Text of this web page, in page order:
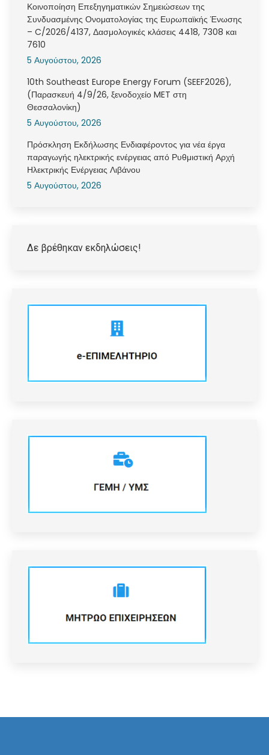
Κοινοποίηση Επεξηγηματικών Σημειώσεων της
Συνδυασμένης Ονοματολογίας της Ευρωπαϊκής Ένωσης
– C/2026/4137, Δασμολογικές κλάσεις 4418, 7308 και
7610
5 Αυγούστου, 2026
10th Southeast Europe Energy Forum (SEEF2026),
(Παρασκευή 4/9/26, ξενοδοχείο MET στη
Θεσσαλονίκη)
5 Αυγούστου, 2026
Πρόσκληση Εκδήλωσης Ενδιαφέροντος για νέα έργα
παραγωγής ηλεκτρικής ενέργειας από Ρυθμιστική Αρχή
Ηλεκτρικής Ενέργειας Λιβάνου
5 Αυγούστου, 2026
Δε βρέθηκαν εκδηλώσεις!